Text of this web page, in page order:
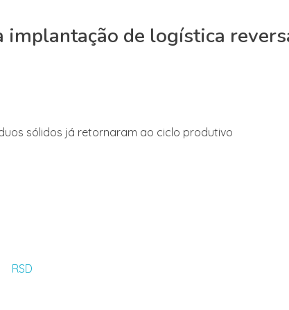
implantação de logística
sólidos já retornaram ao ciclo produtivo